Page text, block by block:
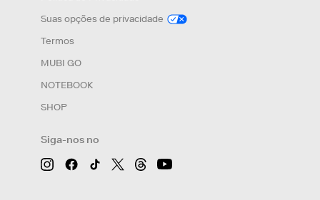
Siga-nos no
Suas opções de privacidade
Termos
MUBI GO
NOTEBOOK
SHOP